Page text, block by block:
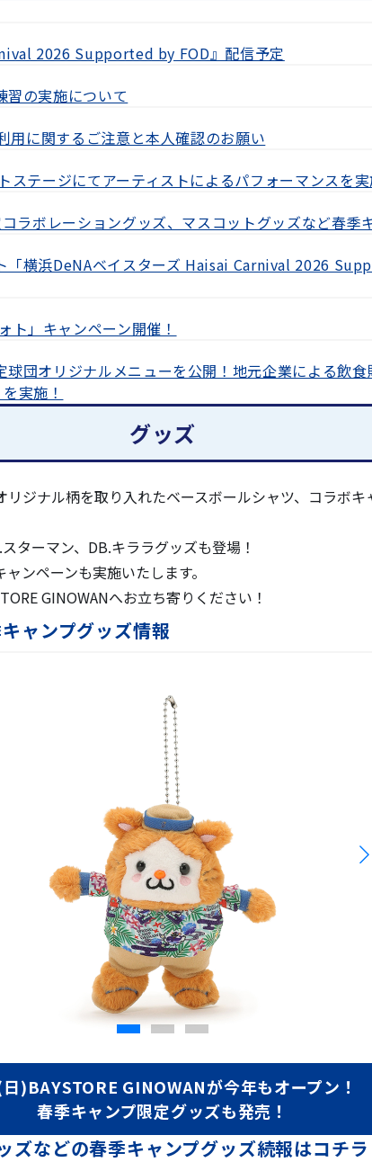
2026 Supported by FOD』配信予定
習の実施について
用に関するご注意と本人確認のお願い
テージにてアーティストによるパフォーマンスを実
ラボレーショングッズ、マスコットグッズなど春季
「横浜DeNAベイスターズ Haisai Carnival 2026
ト」キャンペーン開催！
団オリジナルメニューを公開！地元企業による飲
実施！
Umios』放送・配信予定
のぼりで推し選手にエールを！
ビスコンテンツ第3弾を発表！スタンプラリーやフ
2弾！球団OBやdianaと一緒にキャンプを楽しもう！
項ならびに周辺駐車場に関するお知らせ
キララが新衣装で宜野湾に登場！さらに
Umios』BlueMatesイベントチェックイン・サイン会
縄キャンプ 観戦ツアー」のお知らせ
手納&宜野湾 沖縄キャンプ 観戦ツアー」のお知らせ
ン戦・青白戦日程
コット、dianaの宜野湾登場日程について
グッズ
ジナル柄を取り入れたベースボールシャツ、コラボ
ターマン、DB.キララグッズも登場！
ンペーンも実施いたします。
GINOWANへお立ち寄りください！
ャンプグッズ情報
)BAYSTORE GINOWANが今年もオープン！
春季キャンプ限定グッズも発売！
ズなどの春季キャンプグッズ続報はコチラ